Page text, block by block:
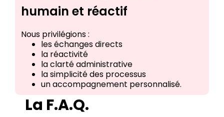
humain et réactif
Nous privilégions :
les échanges directs
la réactivité
la clarté administrative
la simplicité des processus
un accompagnement personnalisé.
La F.A.Q.